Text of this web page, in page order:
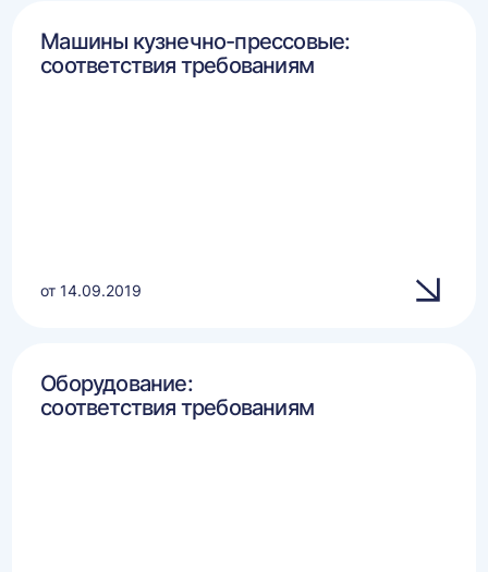
Машины кузнечно-прессовые:
соответствия требованиям
от 14.09.2019
Оборудование:
соответствия требованиям